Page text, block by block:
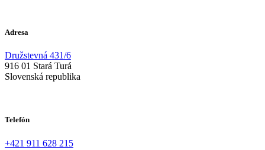
Adresa
Družstevná 431/6
916 01 Stará Turá
Slovenská republika
Telefón
+421 911 628 215